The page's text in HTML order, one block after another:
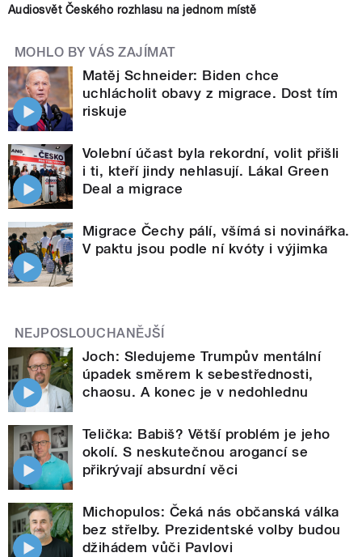
Audiosvět Českého rozhlasu na jednom místě
MOHLO BY VÁS ZAJÍMAT
Matěj Schneider: Biden chce
uchlácholit obavy z migrace. Dost tím
riskuje
Volební účast byla rekordní, volit přišli
i ti, kteří jindy nehlasují. Lákal Green
Deal a migrace
Migrace Čechy pálí, všímá si novinářka.
V paktu jsou podle ní kvóty i výjimka
NEJPOSLOUCHANĚJŠÍ
Joch: Sledujeme Trumpův mentální
úpadek směrem k sebestřednosti,
chaosu. A konec je v nedohlednu
Telička: Babiš? Větší problém je jeho
okolí. S neskutečnou arogancí se
přikrývají absurdní věci
Michopulos: Čeká nás občanská válka
bez střelby. Prezidentské volby budou
džihádem vůči Pavlovi